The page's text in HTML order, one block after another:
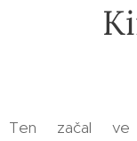
Ten začal